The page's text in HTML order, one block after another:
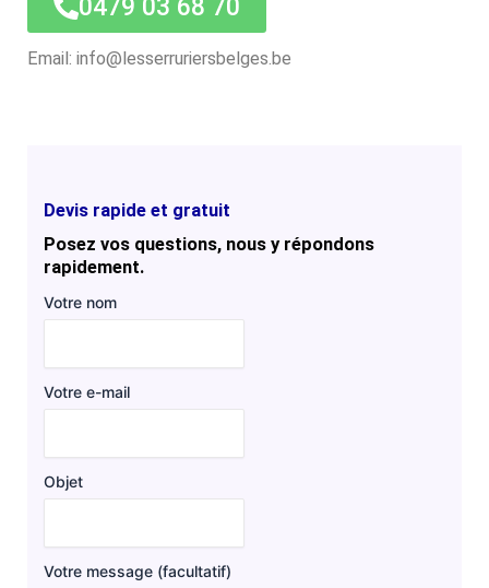
0479 03 68 70
Email: info@lesserruriersbelges.be
Devis rapide et gratuit
Posez vos questions, nous y répondons
rapidement.
Votre nom
Votre e-mail
Objet
Votre message (facultatif)